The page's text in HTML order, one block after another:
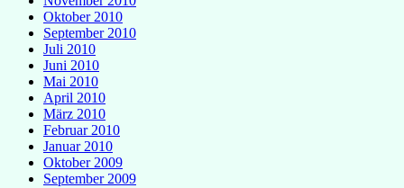
Oktober 2010
September 2010
Juli 2010
Juni 2010
Mai 2010
April 2010
März 2010
Februar 2010
Januar 2010
Oktober 2009
September 2009